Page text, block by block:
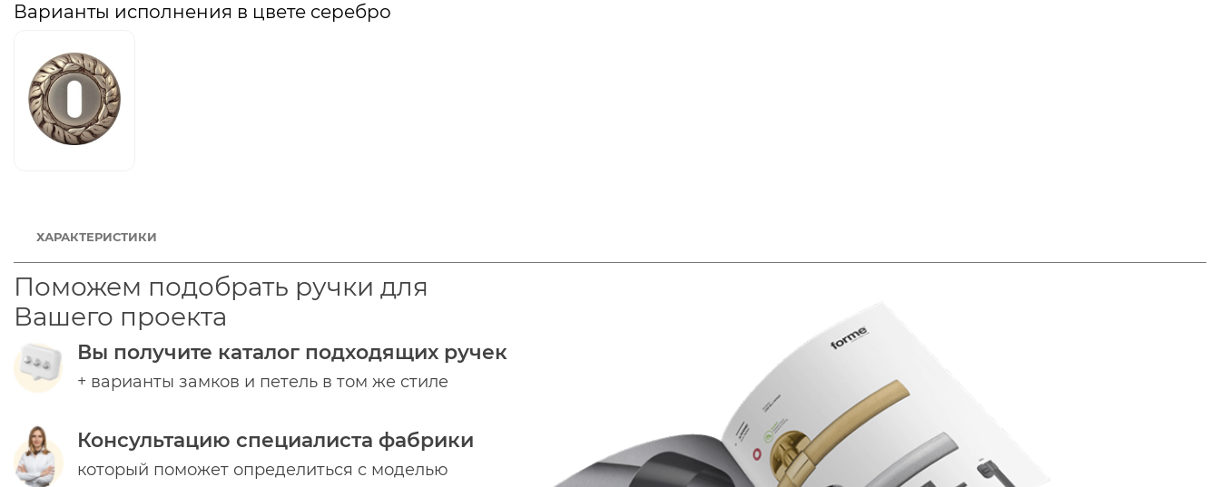
Варианты исполнения в цвете серебро
ХАРАКТЕРИСТИКИ
Поможем подобрать ручки для
Вашего проекта
Вы получите каталог подходящих ручек
+ варианты замков и петель в том же стиле
Консультацию специалиста фабрики
который поможет определиться с моделью